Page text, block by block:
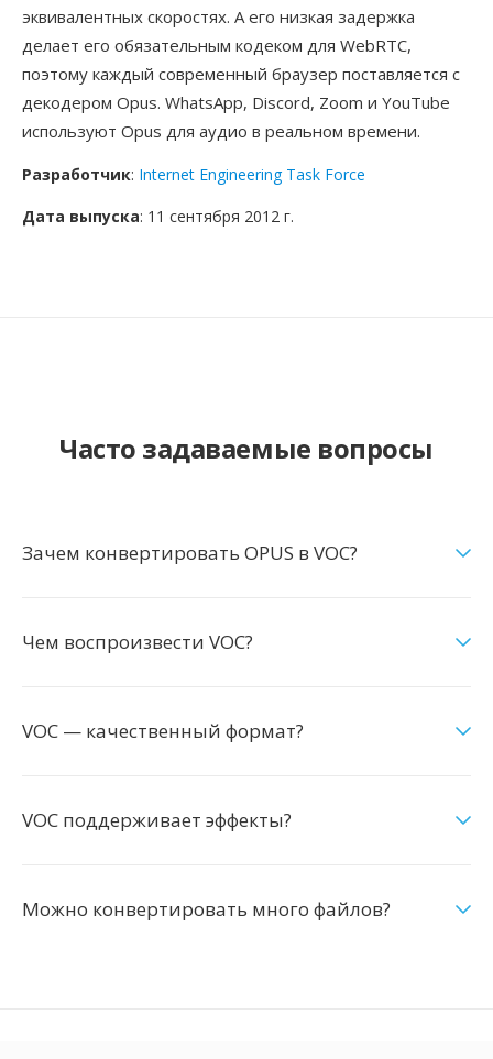
эквивалентных скоростях. А его низкая задержка
делает его обязательным кодеком для WebRTC,
поэтому каждый современный браузер поставляется с
декодером Opus. WhatsApp, Discord, Zoom и YouTube
используют Opus для аудио в реальном времени.
Разработчик: Internet Engineering Task Force
Дата выпуска: 11 сентября 2012 г.
Часто задаваемые вопросы
Зачем конвертировать OPUS в VOC?
Чем воспроизвести VOC?
VOC — качественный формат?
VOC поддерживает эффекты?
Можно конвертировать много файлов?